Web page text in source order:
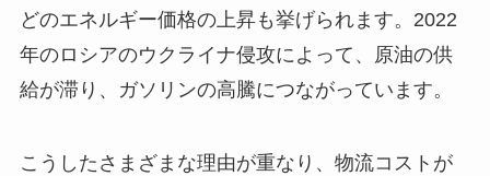
どのエネルギー価格の上昇も挙げられます。2022
年のロシアのウクライナ侵攻によって、原油の供
給が滞り、ガソリンの高騰につながっています。
こうしたさまざまな理由が重なり、物流コストが